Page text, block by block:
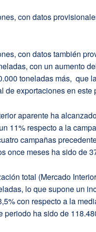
con datos
con datos también
con un aumento
toneladas más, que
de exportaciones en
aparente ha
11% respecto a la
campañas
once meses ha sido de
total (Mercado
lo que supone un
con respecto a la
periodo ha sido de